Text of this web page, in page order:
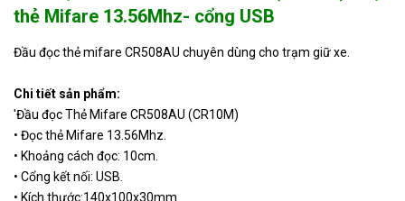
13.56Mhz - kết nối: RS232
(COM).
MSR90
Đầu Đọc Thẻ Từ MSR90 -Đọc
thông tin thẻ Từ HiCo / LoCo
SAT-05
Thẻ RFID tần số 433Mhz hỗ
thẻ Mifare 13.56Mhz- cổng USB
Đầu đọc thẻ mifare CR508AU chuyên dùng cho trạm giữ xe.
Chi tiết sản phẩm:
'Đầu đọc Thẻ Mifare CR508AU (CR10M)
• Đọc thẻ Mifare 13.56Mhz.
• Khoảng cách đọc: 10cm.
• Cổng kết nối: USB.
• Kích thước:140x100x30mm.